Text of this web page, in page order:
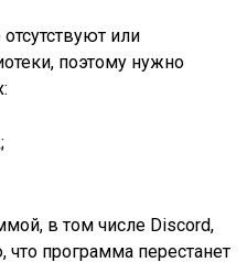
или
поэтому нужно
в том числе Discord,
что программа перестанет